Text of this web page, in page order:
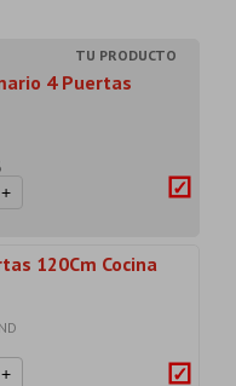
4 Puertas
+
120Cm Cocina
+